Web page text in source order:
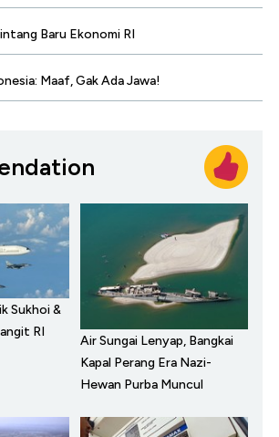
Baru Ekonomi RI
Maaf, Gak Ada Jawa!
Sukhoi &
RI
Air Sungai Lenyap, Bangkai
Kapal Perang Era Nazi-
Hewan Purba Muncul